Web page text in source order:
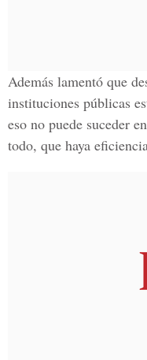
Además lamentó que
instituciones públicas
eso no puede suceder
todo, que haya